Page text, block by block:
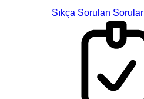
Sıkça Sorulan Sorular